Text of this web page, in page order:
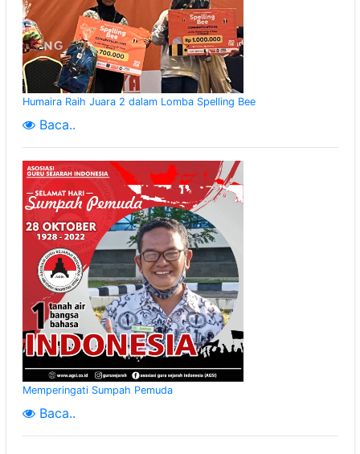
Humaira Raih Juara 2 dalam Lomba Spelling Bee
Baca..
Memperingati Sumpah Pemuda
Baca..